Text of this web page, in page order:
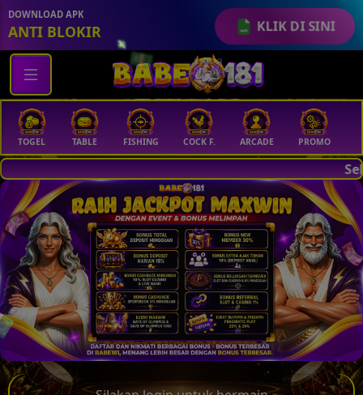
KLIK DI SINI
DOWNLOAD APK
ANTI BLOKIR
TOGEL TABLE FISHING COCK F. ARCADE PROMO
Selamat Datang